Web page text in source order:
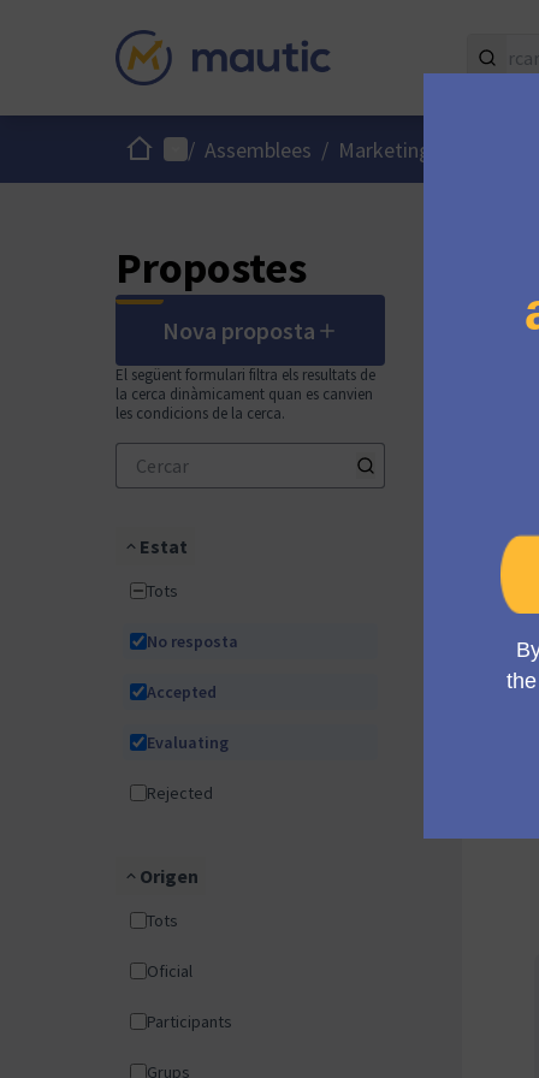
Inici Menú principal
/ Assemblees / Marketing Team
Propostes
Nova proposta
El següent formulari filtra els resultats de
la cerca dinàmicament quan es canvien
les condicions de la cerca.
Estat
Tots
No resposta
Accepted
Evaluating
Rejected
Origen
Tots
Oficial
Participants
Grups